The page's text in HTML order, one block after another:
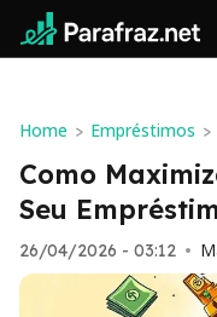
Home > Empréstimos >
Como
Seu
26/04/2026 - 03:12 •